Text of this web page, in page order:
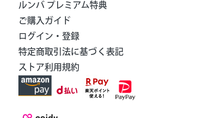
ルンバ プレミアム特典
ご購入ガイド
ログイン・登録
特定商取引法に基づく表記
ストア利用規約